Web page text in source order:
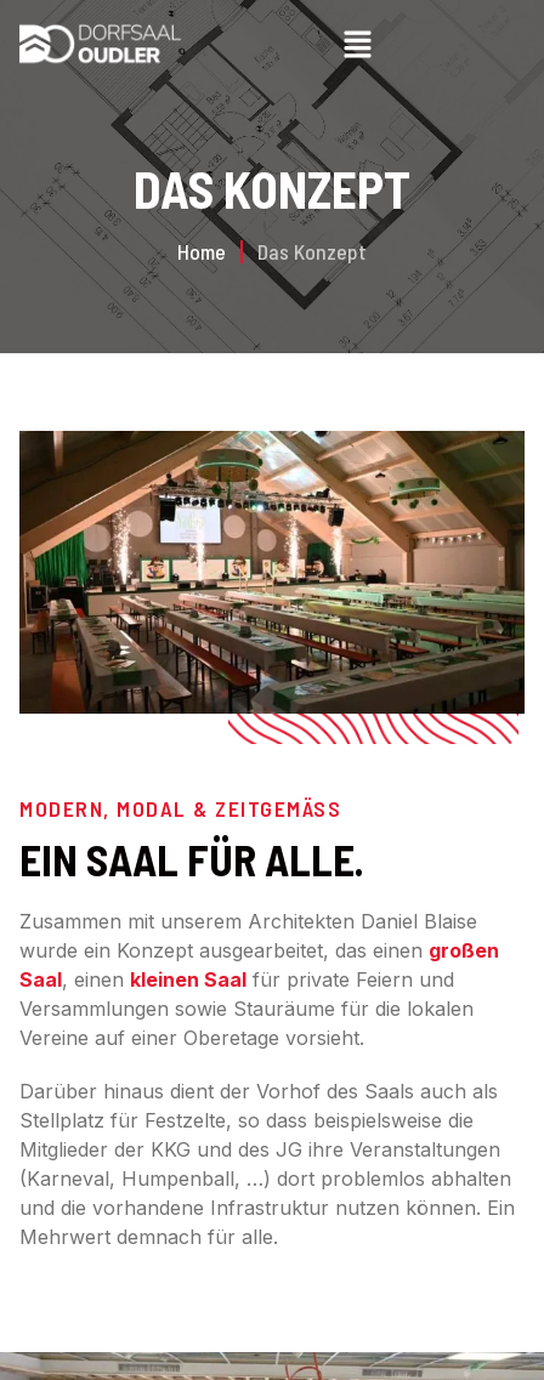
DAS KONZEPT
Home Das Konzept
MODERN, MODAL & ZEITGEMÄSS
EIN SAAL FÜR ALLE.
Zusammen mit unserem Architekten Daniel Blaise
wurde ein Konzept ausgearbeitet, das einen großen
Saal, einen kleinen Saal für private Feiern und
Versammlungen sowie Stauräume für die lokalen
Vereine auf einer Oberetage vorsieht.
Darüber hinaus dient der Vorhof des Saals auch als
Stellplatz für Festzelte, so dass beispielsweise die
Mitglieder der KKG und des JG ihre Veranstaltungen
(Karneval, Humpenball, …) dort problemlos abhalten
und die vorhandene Infrastruktur nutzen können. Ein
Mehrwert demnach für alle.